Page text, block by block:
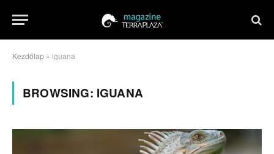
Kezdőlap » iguana
BROWSING: IGUANA